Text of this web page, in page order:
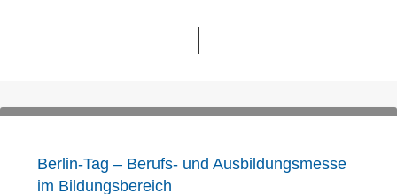
Berlin-Tag – Berufs- und Ausbildungsmesse
im Bildungsbereich